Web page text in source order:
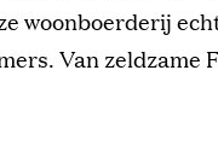
woonboerderij
Van zeldzame